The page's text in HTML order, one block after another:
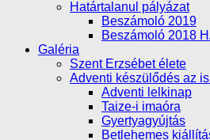
Határtalanul pályázat
Beszámoló 2019
Beszámoló 2018
Galéria
Szent Erzsébet élete
Adventi készülődés az
Adventi lelkinap
Taize-i imaóra
Gyertyagyújtás
Betlehemes